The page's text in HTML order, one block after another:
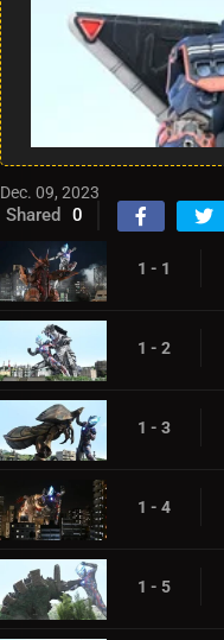
Dec. 09, 2023
Shared 0
1 - 1
1 - 2
1 - 3
1 - 4
1 - 5